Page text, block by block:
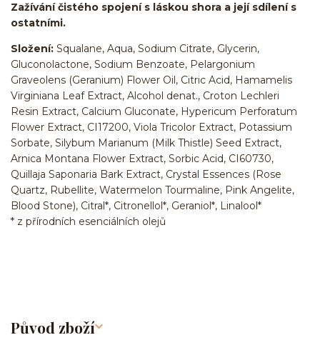
Zažívání čistého spojení s láskou shora a její sdílení s
ostatními.
Složení: Squalane, Aqua, Sodium Citrate, Glycerin,
Gluconolactone, Sodium Benzoate, Pelargonium
Graveolens (Geranium) Flower Oil, Citric Acid, Hamamelis
Virginiana Leaf Extract, Alcohol denat., Croton Lechleri
Resin Extract, Calcium Gluconate, Hypericum Perforatum
Flower Extract, CI17200, Viola Tricolor Extract, Potassium
Sorbate, Silybum Marianum (Milk Thistle) Seed Extract,
Arnica Montana Flower Extract, Sorbic Acid, CI60730,
Quillaja Saponaria Bark Extract, Crystal Essences (Rose
Quartz, Rubellite, Watermelon Tourmaline, Pink Angelite,
Blood Stone), Citral*, Citronellol*, Geraniol*, Linalool*
* z přírodních esenciálních olejů
Původ zboží